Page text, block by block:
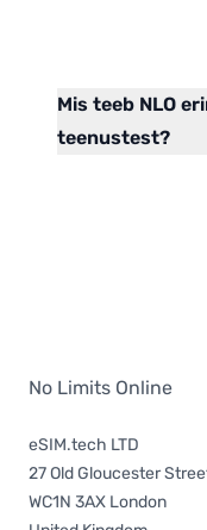
Mis teeb NLO
teenustest?
No Limits Online
eSIM.tech LTD
27 Old Gloucester
WC1N 3AX London